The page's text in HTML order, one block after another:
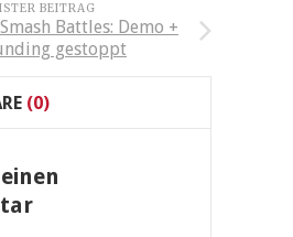
BEITRAG
Battles: Demo +
gestoppt
(0)